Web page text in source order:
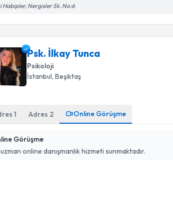
Habipler, Nergisler Sk. No:6
Psk. İlkay Tunca
Psikoloji
İstanbul , Beşiktaş
1 Adres 2 Online Görüşme
Görüşme
online danışmanlık hizmeti sunmaktadır.